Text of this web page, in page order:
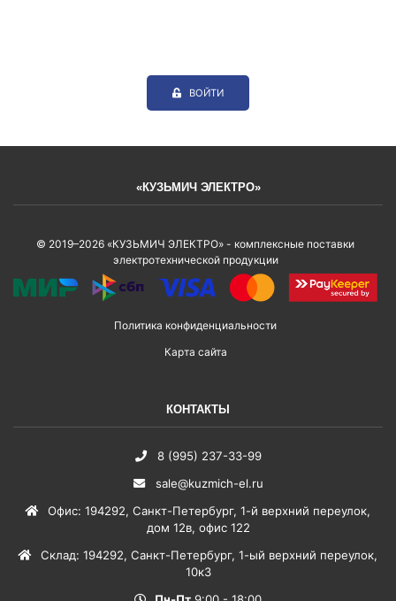
ВОЙТИ
«КУЗЬМИЧ ЭЛЕКТРО»
© 2019–2026 «КУЗЬМИЧ ЭЛЕКТРО» - комплексные поставки
электротехнической продукции
Политика конфиденциальности
Карта сайта
КОНТАКТЫ
8 (995) 237-33-99
sale@kuzmich-el.ru
Офис: 194292, Санкт-Петербург, 1-й верхний переулок,
дом 12в, офис 122
Склад: 194292, Санкт-Петербург, 1-ый верхний переулок,
10к3